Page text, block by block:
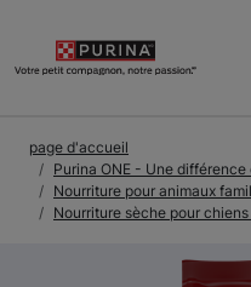
page d'accueil
Purina ONE - Une différence
Nourriture pour animaux
Nourriture sèche pour chiens